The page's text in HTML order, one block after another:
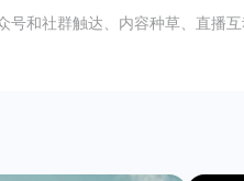
和社群触达、内容种草、直播